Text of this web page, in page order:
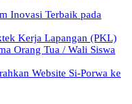
Inovasi Terbaik pada
Kerja Lapangan (PKL)
Orang Tua / Wali Siswa
Website Si-Porwa ke